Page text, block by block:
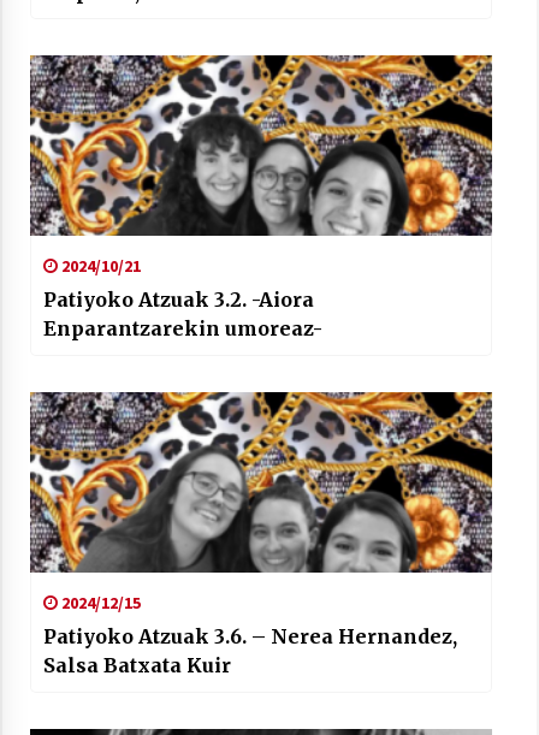
2024/10/21
Patiyoko Atzuak 3.2. -Aiora
Enparantzarekin umoreaz-
2024/12/15
Patiyoko Atzuak 3.6. – Nerea Hernandez,
Salsa Batxata Kuir